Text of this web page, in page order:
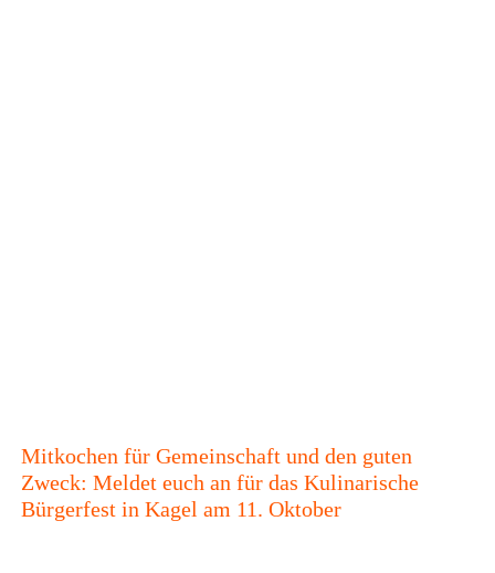
Mitkochen für Gemeinschaft und den guten
Zweck: Meldet euch an für das Kulinarische
Bürgerfest in Kagel am 11. Oktober